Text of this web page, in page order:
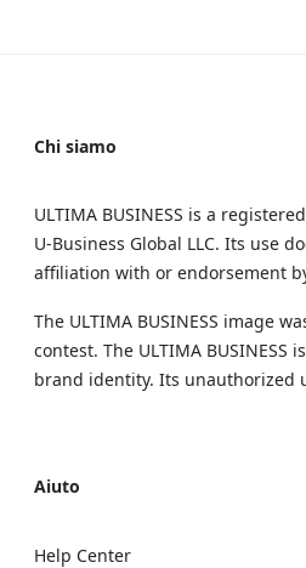
Chi siamo
ULTIMA BUSINESS is a
U‑Business Global LLC. Its use
affiliation with or endorsement
The ULTIMA BUSINESS image
contest. The ULTIMA BUSINESS
brand identity. Its unauthorized
Aiuto
Help Center